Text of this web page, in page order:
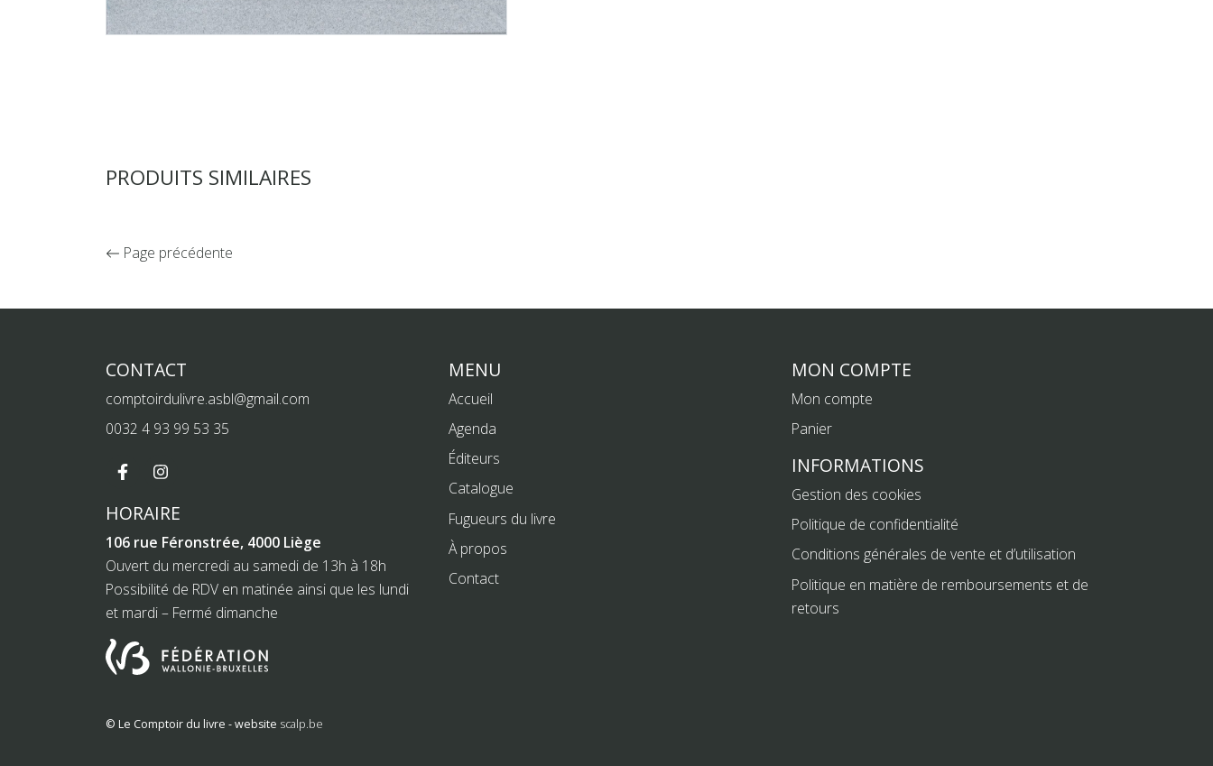
PRODUITS SIMILAIRES
Page précédente
CONTACT
comptoirdulivre.asbl@gmail.com
0032 4 93 99 53 35
HORAIRE
106 rue Féronstrée, 4000 Liège
Ouvert du mercredi au samedi de 13h à 18h
Possibilité de RDV en matinée ainsi que les lundi
et mardi – Fermé dimanche
MENU
Accueil
Agenda
Éditeurs
Catalogue
Fugueurs du livre
À propos
Contact
MON COMPTE
Mon compte
Panier
INFORMATIONS
Gestion des cookies
Politique de confidentialité
Conditions générales de vente et d’utilisation
Politique en matière de remboursements et de
retours
© Le Comptoir du livre - website scalp.be